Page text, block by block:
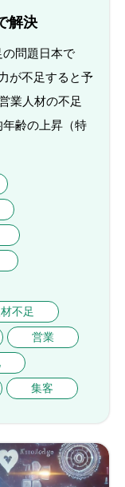
解決
問題日本で
が不足すると予
業人材の不足
齢の上昇（特
材不足
営業
集客